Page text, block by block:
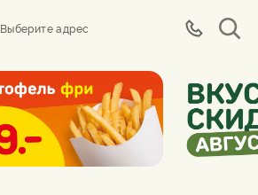
Выберите адрес